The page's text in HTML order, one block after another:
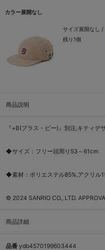
カラー展開なし
サイズ展開なし /
残り1個
商品説明
『+B(プラス・ビー)』別注,キティデ
◆サイズ：フリー頭周り53～61cm
◆素材：ポリエステル85%,アクリル
©︎ 2024 SANRIO CO., LTD.
商品詳細
品番 ydb4570199603444